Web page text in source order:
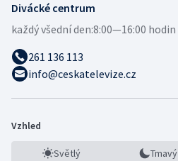
Divácké centrum
každý všední den:8:00—16:00 hodin
261 136 113
info@ceskatelevize.cz
Vzhled
Světlý Tmavý